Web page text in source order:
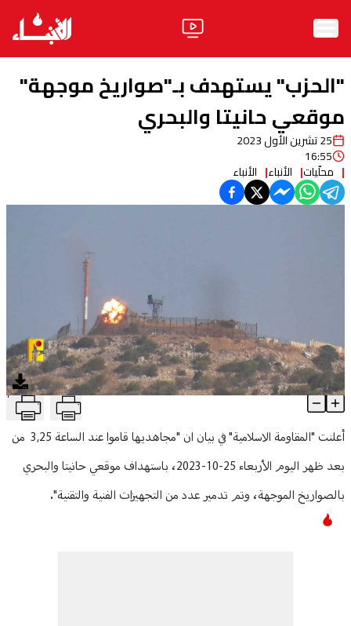
الأخبار
ثقافة ومجتمع
منوعات
آراء
فيديو
مواقف
"الحزب" يستهدف بـ"صواريخ موجهة"
موقعي حانيتا والبحري
25 تشرين الأول 2023
16:55
محلّيات الأنباء الأنباء
"الحزب" يستهدف بـ"صواريخ موجهة" موقعي حانيتا والبحري T
Article Content
أعلنت "المقاومة الاسلامية" في بيان ان "مجاهديها قاموا عند الساعة 3,25 من
بعد ظهر اليوم الأربعاء 25-10-2023، باستهداف موقعي حانيتا والبحري
بالصواريخ الموجهة، وتم تدمير عدد من التجهيزات الفنية والتقنية".